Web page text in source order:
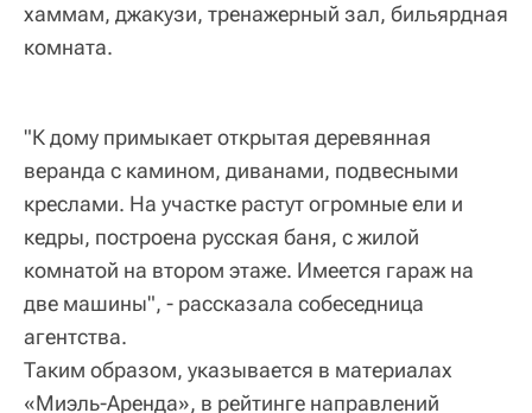
хаммам, джакузи, тренажерный зал, бильярдная
комната.
"К дому примыкает открытая деревянная
веранда с камином, диванами, подвесными
креслами. На участке растут огромные ели и
кедры, построена русская баня, с жилой
комнатой на втором этаже. Имеется гараж на
две машины", - рассказала собеседница
агентства.
Таким образом, указывается в материалах
«Миэль-Аренда», в рейтинге направлений